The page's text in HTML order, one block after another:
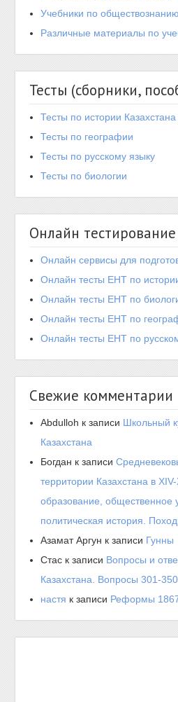
Учебники по обществознанию
Различные материалы по
Тесты (сборники,
Тесты по истории Казахстана
Тесты по географии
Тесты по русскому языку
Тесты по биологии
Онлайн тестирование
Онлайн сервисы для
Онлайн тесты ЕНТ по
Онлайн тесты ЕНТ по
Онлайн тесты ЕНТ по
Онлайн тесты ЕНТ по
Свежие комментарии
Abdulloh к записи Школьный
Казахстана
Богдан к записи
территории Казахстана в
образование, общественное
политическая история.
Азамат Аргун к записи Гунны
Стас к записи Вопросы и
Казахстана. Вопросы 301-350
настя к записи Реформы